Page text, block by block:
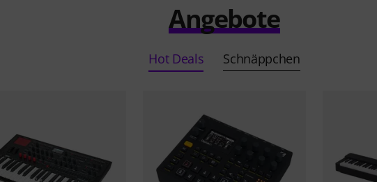
Angebote
Hot Deals Schnäppchen